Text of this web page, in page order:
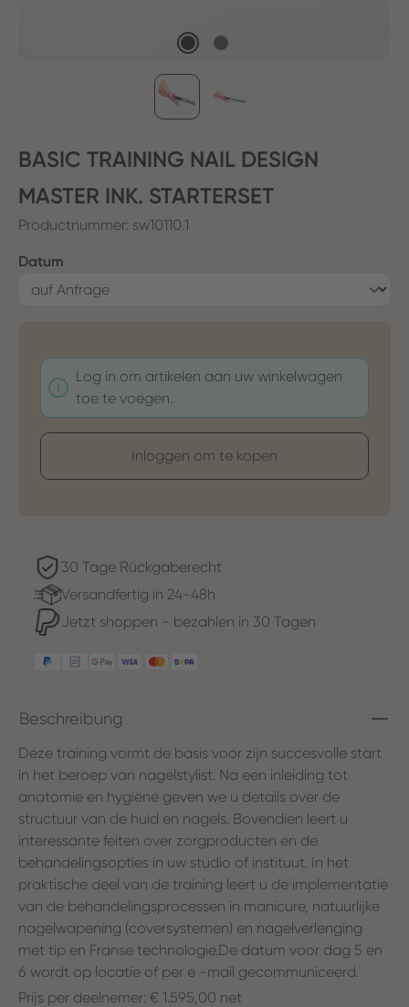
BASIC TRAINING NAIL DESIGN
MASTER INK. STARTERSET
Productnummer: sw10110.1
Selecteer
Datum
Log in om artikelen aan uw winkelwagen
toe te voegen.
Inloggen om te kopen
30 Tage Rückgaberecht
Versandfertig in 24-48h
Jetzt shoppen - bezahlen in 30 Tagen
Beschreibung
Deze training vormt de basis voor zijn succesvolle start
in het beroep van nagelstylist. Na een inleiding tot
anatomie en hygiëne geven we u details over de
structuur van de huid en nagels. Bovendien leert u
interessante feiten over zorgproducten en de
behandelingsopties in uw studio of instituut. In het
praktische deel van de training leert u de implementatie
van de behandelingsprocessen in manicure, natuurlijke
nagelwapening (coversystemen) en nagelverlenging
met tip en Franse technologie.De datum voor dag 5 en
6 wordt op locatie of per e -mail gecommuniceerd.
Prijs per deelnemer: € 1.595,00 net